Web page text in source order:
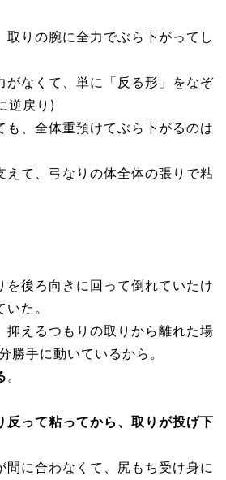
取りの腕に全力でぶら下がってし
がなくて、単に「反る形」をなぞ
逆戻り)
も、全体重預けてぶら下がるのは
えて、弓なりの体全体の張りで粘
を後ろ向きに回って倒れていたけ
た。
抑えるつもりの取りから離れた場
勝手に動いているから。
。
反って粘ってから、取りが投げ下
間に合わなくて、尻もち受け身に